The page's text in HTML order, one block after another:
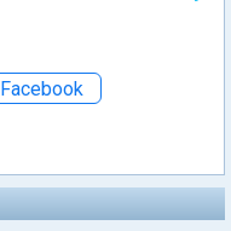
Facebook